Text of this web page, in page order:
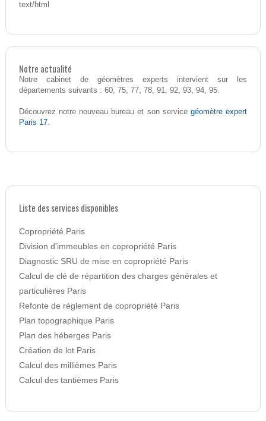
text/html
Notre actualité
Notre cabinet de géomètres experts intervient sur les
départements suivants : 60, 75, 77, 78, 91, 92, 93, 94, 95.
Découvrez notre nouveau bureau et son service géomètre expert
Paris 17.
Liste des services disponibles
Copropriété Paris
Division d'immeubles en copropriété Paris
Diagnostic SRU de mise en copropriété Paris
Calcul de clé de répartition des charges générales et
particulières Paris
Refonte de règlement de copropriété Paris
Plan topographique Paris
Plan des héberges Paris
Création de lot Paris
Calcul des millièmes Paris
Calcul des tantièmes Paris